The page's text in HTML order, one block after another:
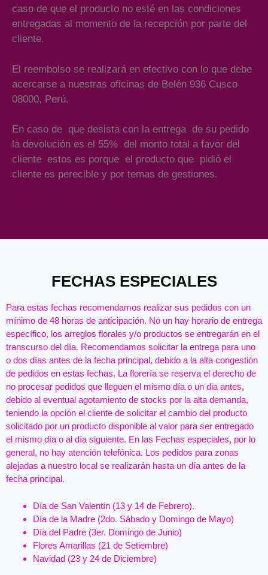
caso de que el producto no esté en las condiciones
entregadas al momento de la recepción por parte del
cliente.
El reembolso se realizará en efectivo con lo que debe
acercarse a nuestras oficinas de Belén 936 Cusco
08000, Perú.
En caso de que desista con la entrega de su pedido
la devolución es el 55% del monto total a favor del
cliente estos es porque el producto que pidió el
cliente es perecible y por temas de gestiones.
FECHAS ESPECIALES
Para estas fechas recomendamos realizar sus pedidos con un
mínimo de 48 horas de anticipación. No un hay horario de entrega
específico, los arreglos florales y/o productos se entregarán en el
transcurso del día. Recomendamos solicitar la entrega para uno
o dos días antes de la fecha principal, debido a la alta congestión
de pedidos en estas fechas. La florería se reserva el derecho de
no procesar pedidos que lleguen el mismo día o un dia antes,
debido al eventual agotamiento de stocks por la alta demanda,
teniendo la opción el cliente de solicitar el cambio del producto
solicitado por un producto disponible al valor para ser entregado
el mismo día o al día siguiente. En las Fechas especiales, por lo
general, no hay atención telefónica. Los pedidos para zonas
alejadas a nuestro local se realizarán hasta un día antes de la
fecha principal.
Día de San Valentín (13 y 14 de Febrero).
Día de la Madre (2do. Sábado y Domingo de Mayo)
Día del Padre (3er. Domingo de Junio)
Flores Amarillas (21 de Setiembre)
Navidad (23 y 24 de Diciembre)